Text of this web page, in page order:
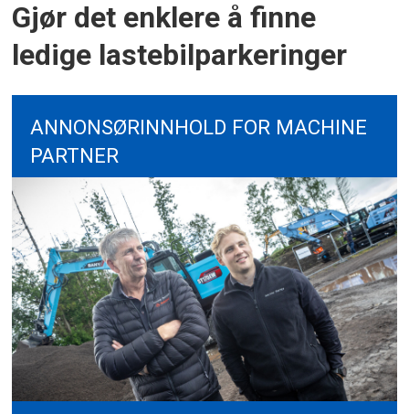
Gjør det enklere å finne
ledige lastebilparkeringer
ANNONSØRINNHOLD FOR MACHINE
PARTNER